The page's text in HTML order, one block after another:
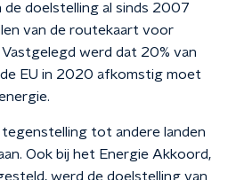
de doelstelling al sinds 2007
van de routekaart voor
werd dat 20% van
EU in 2020 afkomstig moet
tegenstelling tot andere landen
Ook bij het Energie Akkoord,
werd de doelstelling van